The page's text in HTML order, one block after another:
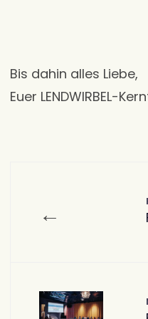
Bis dahin alles Liebe,
Euer LENDWIRBEL-
←